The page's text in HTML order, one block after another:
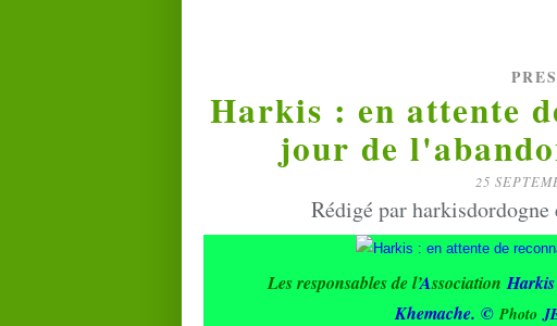
Harkis : en attente
jour de
25
Rédigé par
Les responsables de l’Association
Khemache. ©Photo